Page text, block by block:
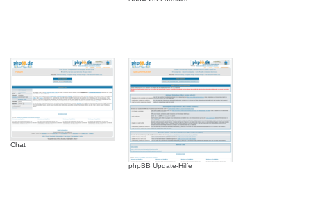
Chat
phpBB Update-Hilfe